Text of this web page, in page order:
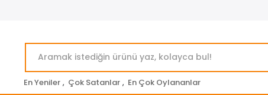
En Yeniler , Çok Satanlar , En Çok Oylananlar